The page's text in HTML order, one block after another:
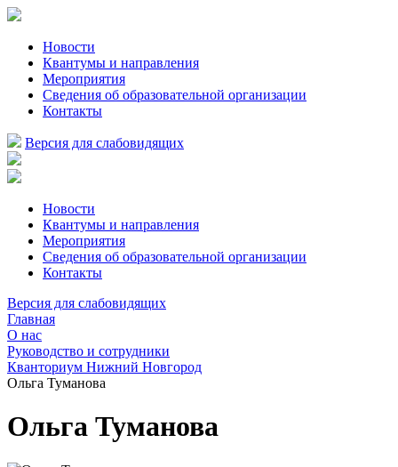
Новости
Квантумы и направления
Мероприятия
Сведения об образовательной организации
Контакты
Версия для слабовидящих
Новости
Квантумы и направления
Мероприятия
Сведения об образовательной организации
Контакты
Версия для слабовидящих
Главная
О нас
Руководство и сотрудники
Кванториум Нижний Новгород
Ольга Туманова
Ольга Туманова